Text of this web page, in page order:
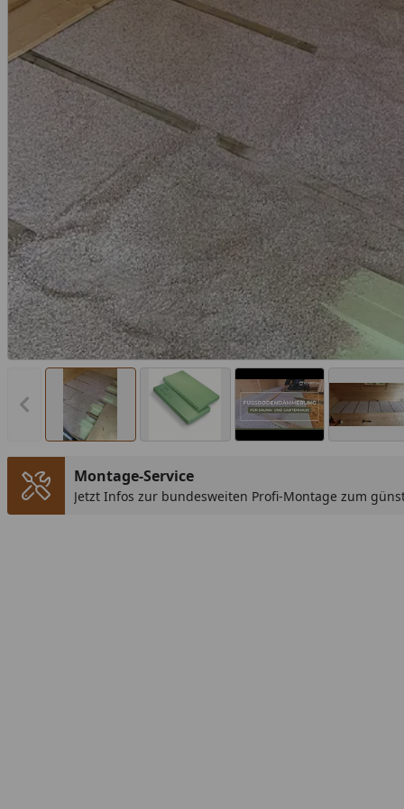
Vorheriges Bild anzeigen
Montage-Service
Jetzt Infos zur bundesweiten Profi-Montage zum